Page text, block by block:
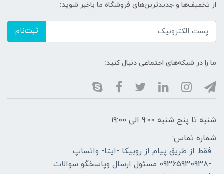
از تخفیف‌ها و جدیدترین‌های فروشگاه ما باخبر شوید:
ثبت‌نام
ما را در شبکه‌های اجتماعی دنبال کنید:
شنبه تا پنج شنبه 9:00 الی 19:00
شماره تماس:
فقط از طریق پیام از روبیکا -ایتا- واتساپ
-09365930938 مسئول ارسال وپاسخگو سوالات